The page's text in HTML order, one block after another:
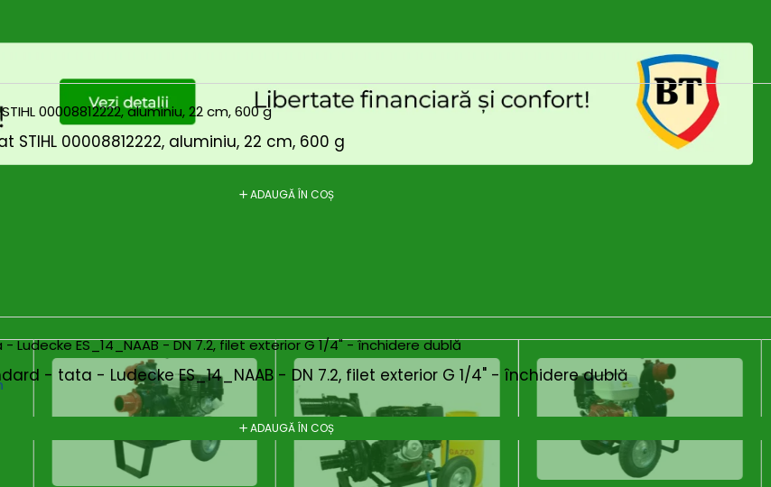
00008812222, aluminiu, 22 cm, 600 g
ADAUGĂ ÎN COȘ
- tata - Ludecke ES_14_NAAB - DN 7.2, filet exterior G 1/4" - închidere dublă
ADAUGĂ ÎN COȘ